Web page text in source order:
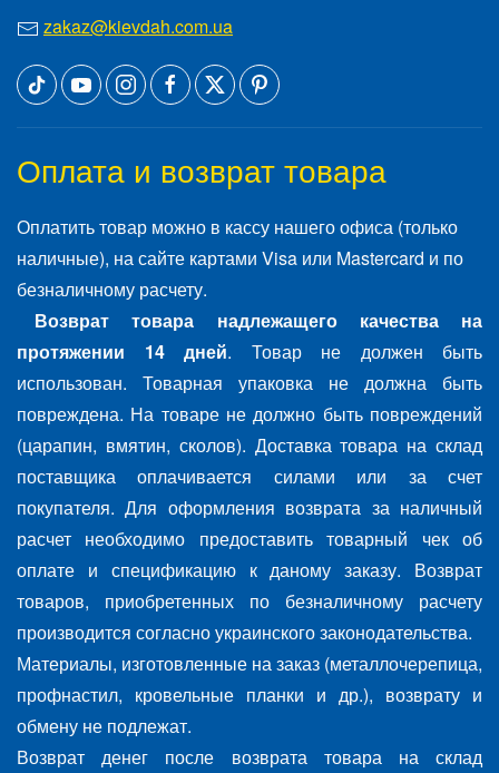
zakaz@kievdah.com.ua
Оплата и возврат товара
Оплатить товар можно в кассу нашего офиса (только
наличные), на сайте картами Visa или Mastercard и по
безналичному расчету.
Возврат товара надлежащего качества на
протяжении 14 дней. Товар не должен быть
использован. Товарная упаковка не должна быть
повреждена. На товаре не должно быть повреждений
(царапин, вмятин, сколов). Доставка товара на склад
поставщика оплачивается силами или за счет
покупателя. Для оформления возврата за наличный
расчет необходимо предоставить товарный чек об
оплате и спецификацию к даному заказу. Возврат
товаров, приобретенных по безналичному расчету
производится согласно украинского законодательства.
Материалы, изготовленные на заказ (металлочерепица,
профнастил, кровельные планки и др.), возврату и
обмену не подлежат.
Возврат денег после возврата товара на склад